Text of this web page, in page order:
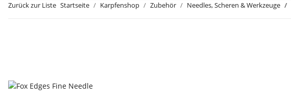
Zurück zur Liste Startseite Karpfenshop Zubehör Needles, Scheren & Werkzeuge